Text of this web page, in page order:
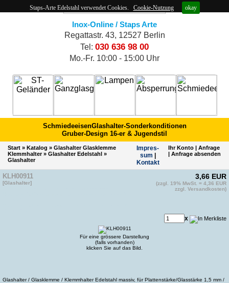
Staps-Arte Edelstahl verwendet Cookies. Cookie-Nutzung okay
Inox-Online / Staps Arte
Regattastr. 43, 12527 Berlin
Tel: 030 636 98 00
Mo.-Fr. 10:00 - 15:00 Uhr
SchmiedeeisenGlashalter-Sonderkonditionen
Gruber-Design 16-er & Jugendstil
Start » Katalog » Glashalter Glasklemme
Klemmhalter» Glashalter Edelstahl »
Glashalter
Impres­
sum
Kontakt
Ihr Konto| Anfrage
| Anfrage absenden
KLH00911
[Glashalter]
3,66 EUR
(zzgl. 19% MwSt. = 4,36 EUR
zzgl. Versandkosten)
x
Für eine grössere Darstellung
(falls vorhanden)
klicken Sie auf das Bild.
Glashalter / Glasklemme / Klemmhalter Edelstahl massiv, für Plattenstärke/Glasstärke 1,5 mm /